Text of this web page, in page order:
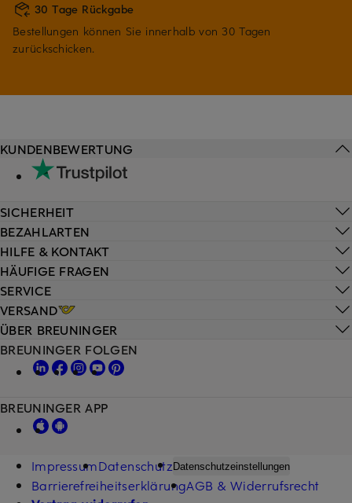
30 Tage Rückgabe
Bestellungen können Sie innerhalb von 30 Tagen
zurückschicken.
HILFE & KONTAKT
HÄUFIGE FRAGEN
SERVICE
VERSAND
KUNDENBEWERTUNG
SICHERHEIT
BEZAHLARTEN
ÜBER BREUNINGER
BREUNINGER FOLGEN
BREUNINGER APP
ImpressumDatenschutzDatenschutzeinstellungen
BarrierefreiheitserklärungAGB & Widerrufsrecht